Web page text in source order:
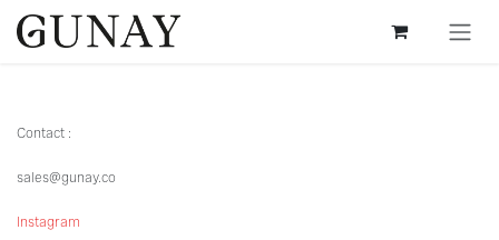
Se rendre au contenu
Contact :
sales@gunay.co
Instagram